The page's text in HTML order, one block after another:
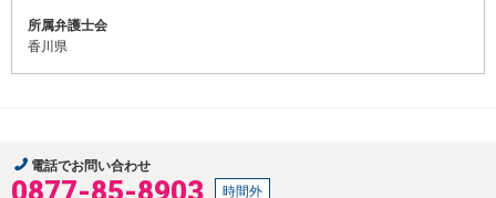
所属弁護士会
香川県
電話でお問い合わせ
時間外